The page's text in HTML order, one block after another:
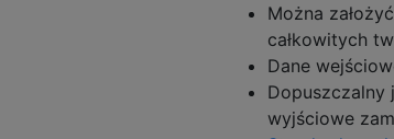
Można
całkowitych
Dane
Dopuszczalny
wyjściowe